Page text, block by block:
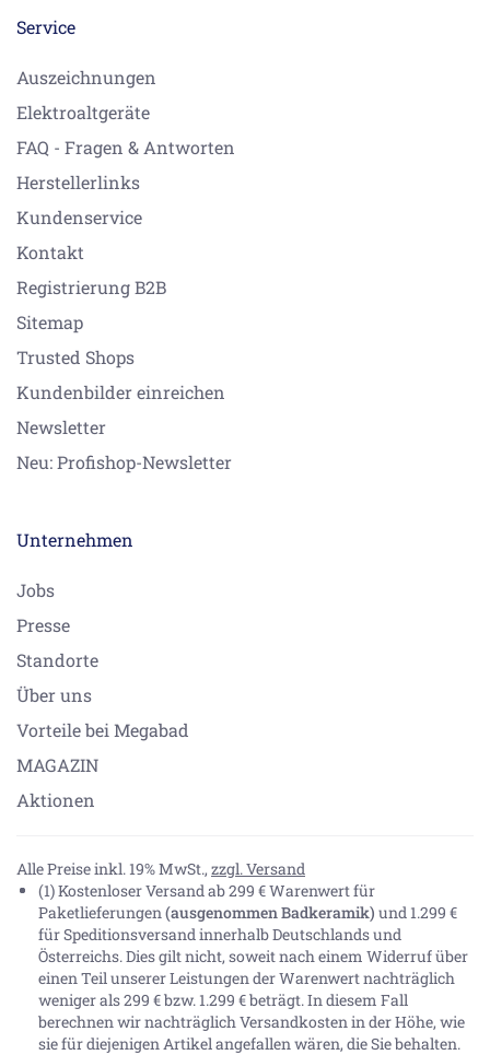
Service
Auszeichnungen
Elektroaltgeräte
FAQ - Fragen & Antworten
Herstellerlinks
Kundenservice
Kontakt
Registrierung B2B
Sitemap
Trusted Shops
Kundenbilder einreichen
Newsletter
Neu: Profishop-Newsletter
Unternehmen
Jobs
Presse
Standorte
Über uns
Vorteile bei Megabad
MAGAZIN
Aktionen
Alle Preise inkl. 19% MwSt., zzgl. Versand
(1) Kostenloser Versand ab 299 € Warenwert für
Paketlieferungen(ausgenommen Badkeramik) und 1.299 €
für Speditionsversand innerhalb Deutschlands und
Österreichs. Dies gilt nicht, soweit nach einem Widerruf über
einen Teil unserer Leistungen der Warenwert nachträglich
weniger als 299 € bzw. 1.299 € beträgt. In diesem Fall
berechnen wir nachträglich Versandkosten in der Höhe, wie
sie für diejenigen Artikel angefallen wären, die Sie behalten.